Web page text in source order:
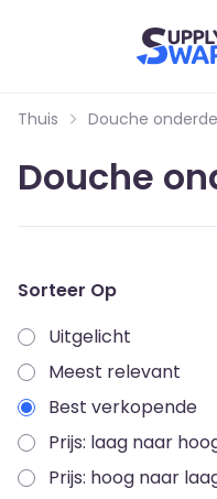
Thuis Douche
Douche
Sorteer Op
Uitgelicht
Meest relevant
Best verkopende
Prijs: laag naar
Prijs: hoog naar